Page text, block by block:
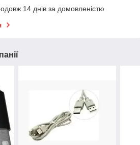
14 днів за домовленістю